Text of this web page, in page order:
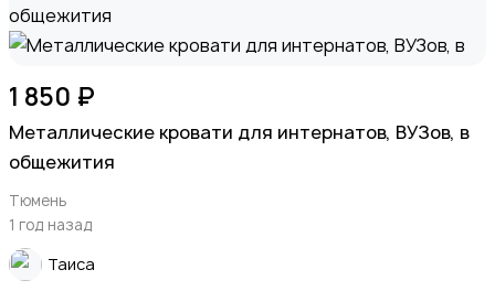
1 850 ₽
Металлические кровати для интернатов, ВУЗов, в
общежития
Тюмень
1 год назад
Таиса